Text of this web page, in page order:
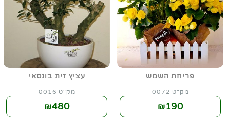
פריחת השמש
מק"ט 0072
₪190
עציץ זית בונסאי
מק"ט 0016
₪480